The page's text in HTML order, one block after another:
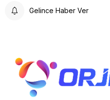
Gelince Haber Ver